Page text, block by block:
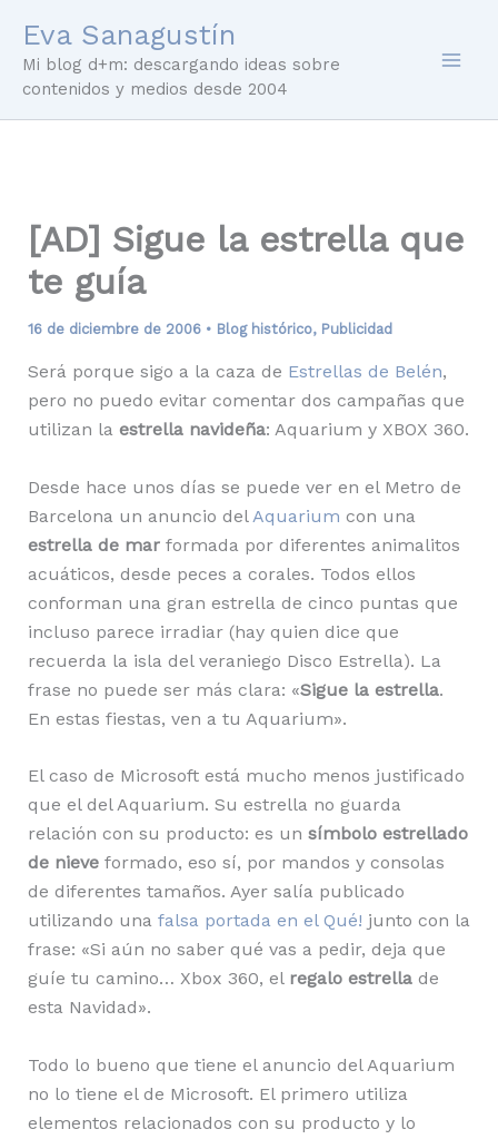
contenido
Eva Sanagustín
Mi blog d+m: descargando ideas sobre
contenidos y medios desde 2004
[AD] Sigue la estrella que
te guía
16 de diciembre de 2006 • Blog histórico, Publicidad
Será porque sigo a la caza de Estrellas de Belén,
pero no puedo evitar comentar dos campañas que
utilizan la estrella navideña: Aquarium y XBOX 360.
Desde hace unos días se puede ver en el Metro de
Barcelona un anuncio del Aquarium con una
estrella de marformada por diferentes animalitos
acuáticos, desde peces a corales. Todos ellos
conforman una gran estrella de cinco puntas que
incluso parece irradiar (hay quien dice que
recuerda la isla del veraniego Disco Estrella). La
frase no puede ser más clara: «Sigue la estrella.
En estas fiestas, ven a tu Aquarium».
El caso de Microsoft está mucho menos justificado
que el del Aquarium. Su estrella no guarda
relación con su producto: es un símbolo estrellado
de nieveformado, eso sí, por mandos y consolas
de diferentes tamaños. Ayer salía publicado
utilizando una falsa portada en el Qué! junto con la
frase: «Si aún no saber qué vas a pedir, deja que
guíe tu camino… Xbox 360, el regalo estrellade
esta Navidad».
Todo lo bueno que tiene el anuncio del Aquarium
no lo tiene el de Microsoft. El primero utiliza
elementos relacionados con su producto y lo